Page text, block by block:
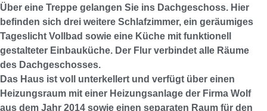
Über eine Treppe gelangen Sie ins Dachgeschoss. Hier
befinden sich drei weitere Schlafzimmer, ein geräumiges
Tageslicht Vollbad sowie eine Küche mit funktionell
gestalteter Einbauküche. Der Flur verbindet alle Räume
des Dachgeschosses.
Das Haus ist voll unterkellert und verfügt über einen
Heizungsraum mit einer Heizungsanlage der Firma Wolf
aus dem Jahr 2014 sowie einen separaten Raum für den